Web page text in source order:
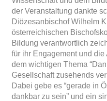
der Veranstaltung dankte
Diözesanbischof Wilhelm
österreichischen
Bildung verantwortlich
für ihr Engagement und
dem wichtigen Thema
Gesellschaft zusehends
Dabei gebe es “gerade in
dankbar zu sein” und ein